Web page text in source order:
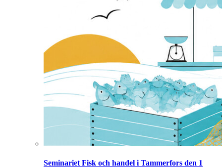
Seminariet Fisk och handel i Tammerfors den 1